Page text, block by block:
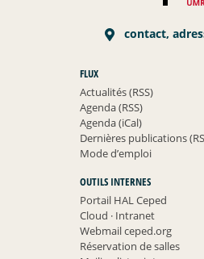
contact,
FLUX
Actualités (RSS)
Agenda (RSS)
Agenda (iCal)
Dernières publications
Mode d’emploi
OUTILS INTERNES
Portail HAL Ceped
Cloud ·Intranet
Webmail ceped.org
Réservation de salles